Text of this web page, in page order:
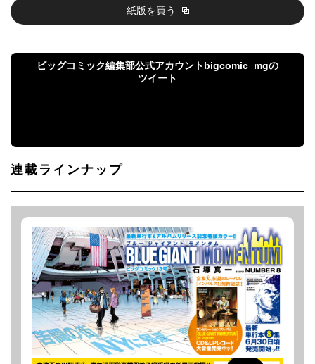
紙版を買う
ビッグコミック編集部公式アカウントbigcomic_mgの
ツイート
連載ラインナップ